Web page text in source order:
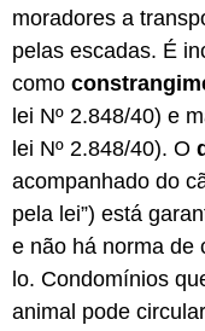
moradores a
pelas escadas. É
como
lei Nº 2.848/40) e
lei Nº 2.848/40). O
acompanhado do
pela lei”) está
e não há norma de
lo. Condomínios
animal pode